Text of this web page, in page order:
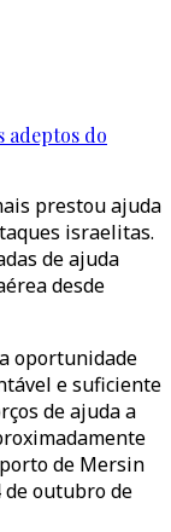
adeptos do
prestou ajuda
israelitas.
de ajuda
desde
oportunidade
e suficiente
de ajuda a
de Mersin
de outubro de